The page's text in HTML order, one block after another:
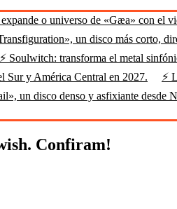
expande o universo de «Gæa» con el
un disco más corto,
⚡ Soulwitch: transforma el metal
Sur y América Central en 2027.
⚡
un disco denso y asfixiante desde
Confiram!